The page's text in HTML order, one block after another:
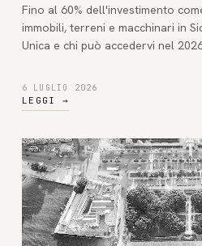
Fino al 60% dell'investimento
immobili, terreni e macchinari in
Unica e chi può accedervi nel
6 LUGLIO 2026
LEGGI →